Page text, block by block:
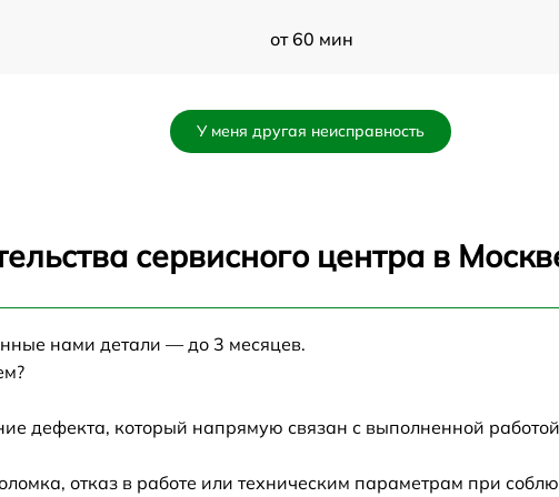
от 60 мин
от 60 мин
от 60 мин
У меня другая неисправность
сервисного центра в
нами детали — до 3 месяцев.
дефекта, который напрямую связан с выполненной
отказ в работе или техническим параметрам при